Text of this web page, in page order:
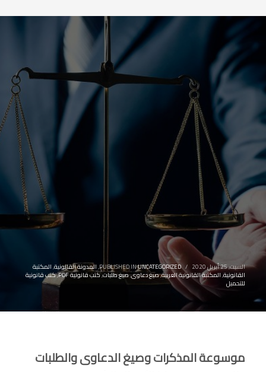
السبت, 25 أبريل 2020 /
PUBLISHED INUNCATEGORIZED
,المدونة القانونية,المكتبة
القانونية,المكتبة القانونية العربية,صيغ دعاوى,صيغ طلبات,كتب قانونية PDF ,كتب قانونية
للتحميل
موسوعة المذكرات وصيغ الدعاوى والطلبات